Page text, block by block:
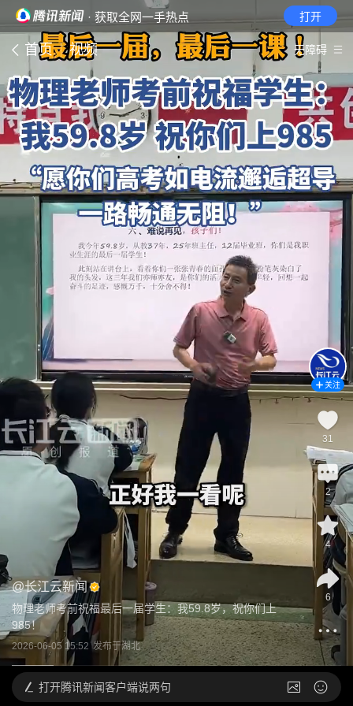
· 获取全网一手热点 打开
首页 视频 无障碍
@长江云新闻
物理老师考前祝福最后一届学生：我59.8岁，祝你们上
985！
2026-06-05 15:52 发布于湖北
关注
31
2
4
6
打开腾讯新闻客户端说两句